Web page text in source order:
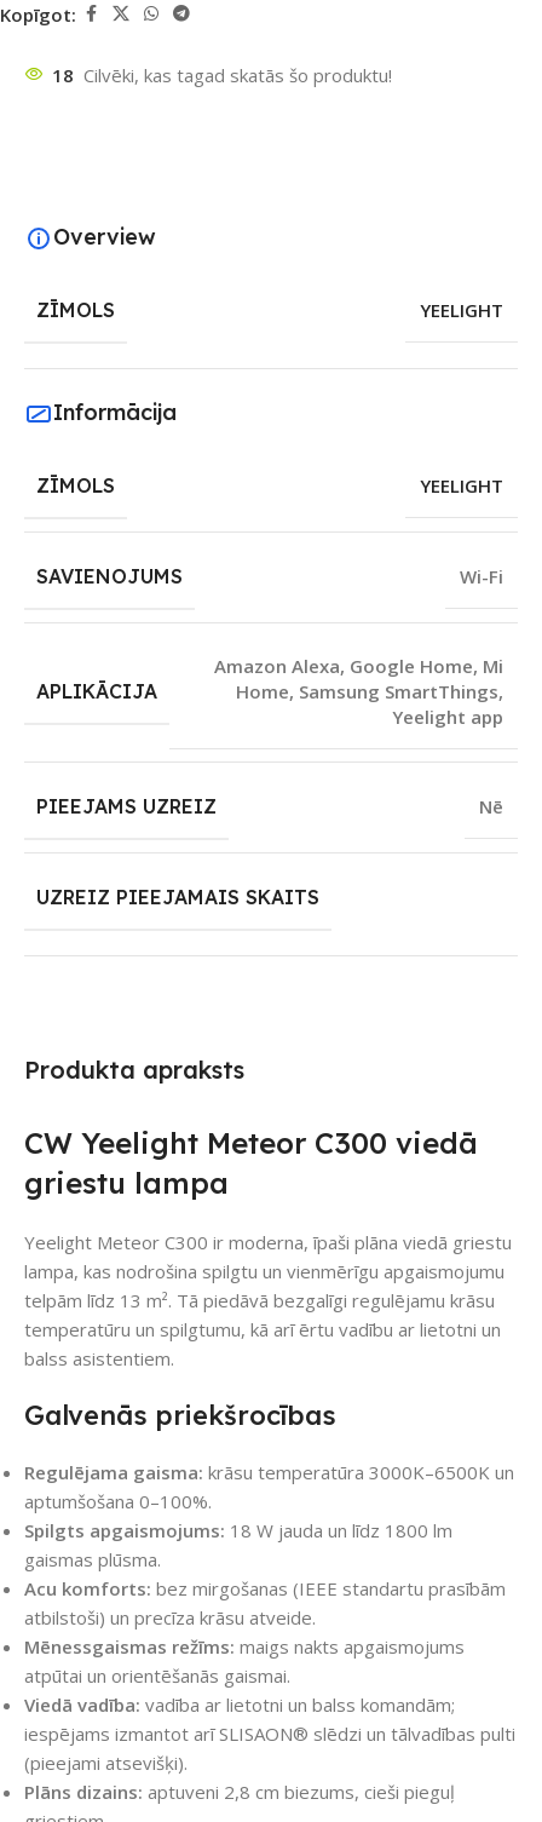
Kopīgot:
18 Cilvēki, kas tagad skatās šo produktu!
Produkta apraksts
CW Yeelight Meteor C300 viedā
griestu lampa
Yeelight Meteor C300 ir moderna, īpaši plāna viedā griestu
lampa, kas nodrošina spilgtu un vienmērīgu apgaismojumu
telpām līdz 13 m². Tā piedāvā bezgalīgi regulējamu krāsu
temperatūru un spilgtumu, kā arī ērtu vadību ar lietotni un
balss asistentiem.
Galvenās priekšrocības
Regulējama gaisma: krāsu temperatūra 3000K–6500K un
aptumšošana 0–100%.
Spilgts apgaismojums: 18 W jauda un līdz 1800 lm
gaismas plūsma.
Acu komforts: bez mirgošanas (IEEE standartu prasībām
atbilstoši) un precīza krāsu atveide.
Mēnessgaismas režīms: maigs nakts apgaismojums
atpūtai un orientēšanās gaismai.
Viedā vadība: vadība ar lietotni un balss komandām;
iespējams izmantot arī SLISAON® slēdzi un tālvadības pulti
(pieejami atsevišķi).
Plāns dizains: aptuveni 2,8 cm biezums, cieši pieguļ
Overview
ZĪMOLS YEELIGHT
Informācija
ZĪMOLS YEELIGHT
SAVIENOJUMS Wi-Fi
APLIKĀCIJA
Amazon Alexa, Google Home, Mi
Home, Samsung SmartThings,
Yeelight app
PIEEJAMS UZREIZ Nē
UZREIZ PIEEJAMAIS SKAITS